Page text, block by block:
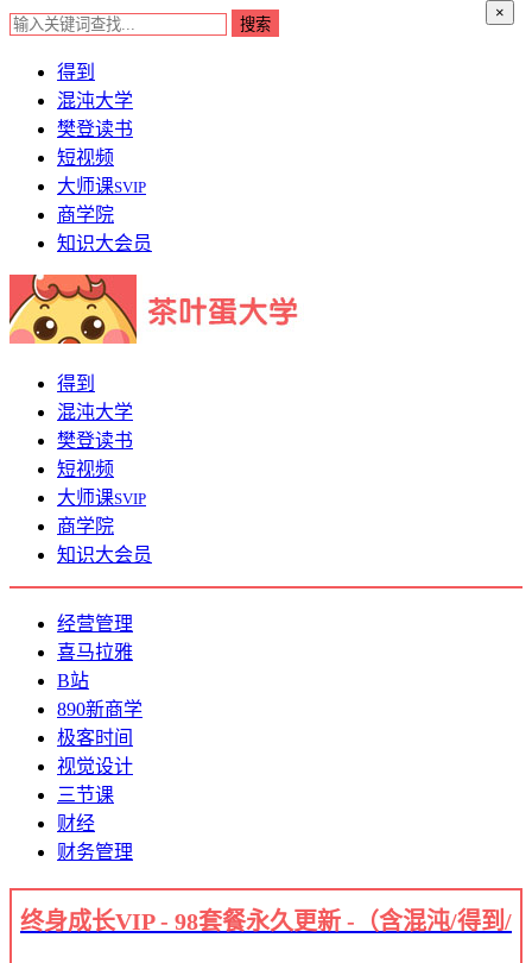
×
得到
混沌大学
樊登读书
短视频
大师课SVIP
商学院
知识大会员
得到
混沌大学
樊登读书
短视频
大师课SVIP
商学院
知识大会员
经营管理
喜马拉雅
B站
890新商学
极客时间
视觉设计
三节课
财经
财务管理
终身成长VIP - 98套餐永久更新 -（含混沌/得到/